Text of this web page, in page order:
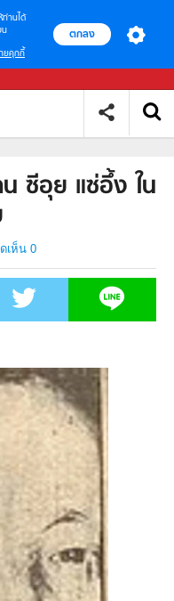
ท่านได้
น
ยคุกกี้
ตกลง
ซีอุย แซ่อึ้ง ใน
เห็น 0